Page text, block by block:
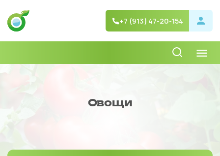
+7 (913) 47-20-154
Овощи